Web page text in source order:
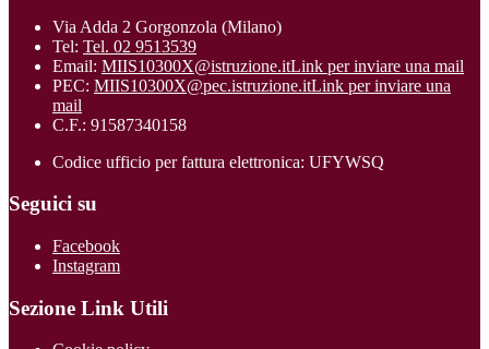
Via Adda 2 Gorgonzola (Milano)
Tel: Tel. 02 9513539
Email: MIIS10300X@istruzione.itLink per inviare una mail
PEC: MIIS10300X@pec.istruzione.itLink per inviare una
mail
C.F.: 91587340158
Codice ufficio per fattura elettronica: UFYWSQ
Seguici su
Facebook
Instagram
Sezione Link Utili